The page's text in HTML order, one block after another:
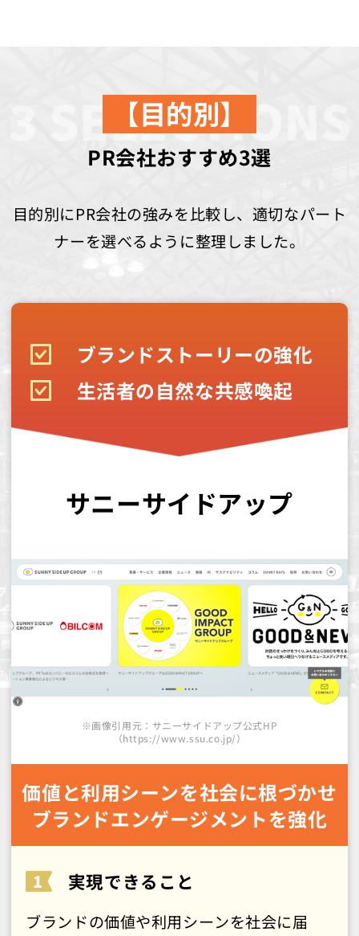
【目的別】
PR会社おすすめ3選
目的別にPR会社の強みを比較し、適切なパート
ナーを選べるように整理しました。
ブランドストーリーの強化
生活者の自然な共感喚起
サニーサイドアップ
※画像引用元：サニーサイドアップ公式HP
（https://www.ssu.co.jp/）
価値と利用シーンを社会に根づかせ
ブランドエンゲージメントを強化
実現できること
ブランドの価値や利用シーンを社会に届